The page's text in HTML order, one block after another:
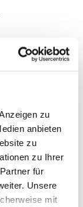
zu
anbieten
zu
zu Ihrer
für
Unsere
mit
und
im Bereich
Fitness des
NLZ des 1.FSV